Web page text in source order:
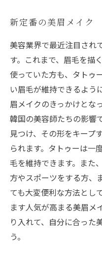
新定番の美眉メイク
美容業界で最近注目され
す。これまで、眉毛を描
使っていた方も、タトゥ
い眉毛が維持できるよう
眉メイクのきっかけとな
韓国の美容師たちの影響
見つけ、その形をキープ
られます。タトゥーは一
毛を維持できます。また
方やスポーツをする方、
ても大変便利な方法とし
ます人気が高まる美眉メ
り入れて、自分に合った
う。